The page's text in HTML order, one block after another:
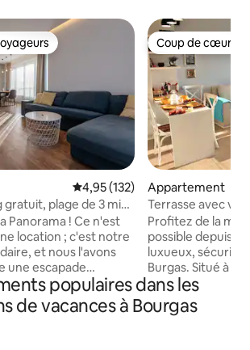
Évaluation moyenne sur la
4,95 (132)
gratuit, plage de 3 min,
Panorama ! Ce n'est
location ; c'est notre
et nous l'avons
une escapade
pour vous (et nous).
confortable de
où vous pourrez
Coup de cœur
Coup de cœur
Appartement
Terrasse avec
appartement
la plage
Profitez de la
possible depuis
luxueux, sécurisé
Burgas. Situé à
appartement
climatisé, 2
confortablement
populaires dans les
de vacances à Bourgas